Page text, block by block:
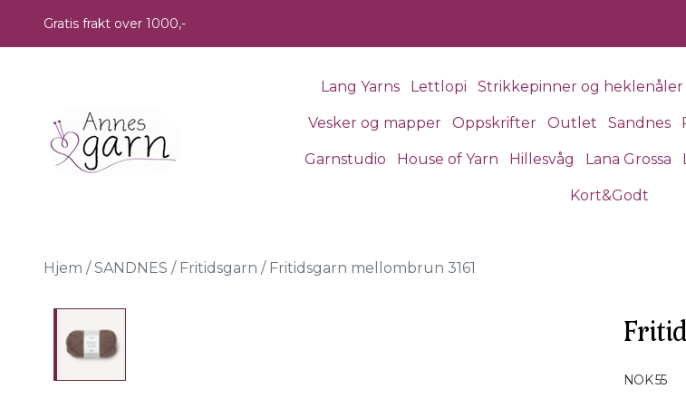
Gratis frakt over 1000,-
Lang Yarns Lettlopi Strikkepinner og heklenåler
Vesker og mapper Oppskrifter Outlet Sandnes
Garnstudio House of Yarn Hillesvåg Lana Grossa
Kort&Godt
Hjem / SANDNES / Fritidsgarn / Fritidsgarn mellombrun 3161
NOK 55